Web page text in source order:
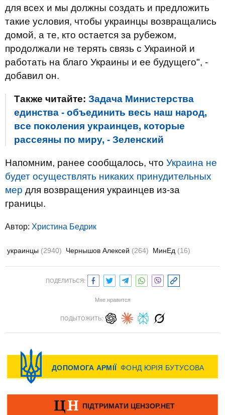
для всех и мы должны создать и предложить
такие условия, чтобы украинцы возвращались
домой, а те, кто остается за рубежом,
продолжали не терять связь с Украиной и
работать на благо Украины и ее будущего", -
добавил он.
Также читайте: Задача Министерства
единства - объединить весь наш народ,
все поколения украинцев, которые
рассеяны по миру, - Зеленский
Напомним, ранее сообщалось, что Украина не
будет осуществлять никаких принудительных
мер для возвращения украинцев из-за
границы.
Автор: Христина Бедрик
украинцы (2940) Чернышов Алексей (264) МинЕд (16)
ПОДЕЛИТЬСЯ:
Мне нравится
ПОДЫТОЖИТЬ: